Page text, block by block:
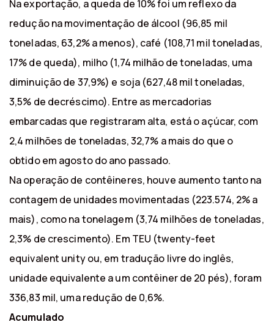
Na exportação, a queda de 10% foi um reflexo da
redução na movimentação de álcool (96,85 mil
toneladas, 63,2% a menos), café (108,71 mil toneladas,
17% de queda), milho (1,74 milhão de toneladas, uma
diminuição de 37,9%) e soja (627,48 mil toneladas,
3,5% de decréscimo). Entre as mercadorias
embarcadas que registraram alta, está o açúcar, com
2,4 milhões de toneladas, 32,7% a mais do que o
obtido em agosto do ano passado.
Na operação de contêineres, houve aumento tanto na
contagem de unidades movimentadas (223.574, 2% a
mais), como na tonelagem (3,74 milhões de toneladas,
2,3% de crescimento). Em TEU (twenty-feet
equivalent unity ou, em tradução livre do inglês,
unidade equivalente a um contêiner de 20 pés), foram
336,83 mil, uma redução de 0,6%.
Acumulado